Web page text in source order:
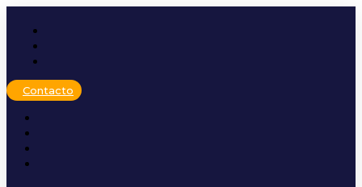
contenido
Contacto